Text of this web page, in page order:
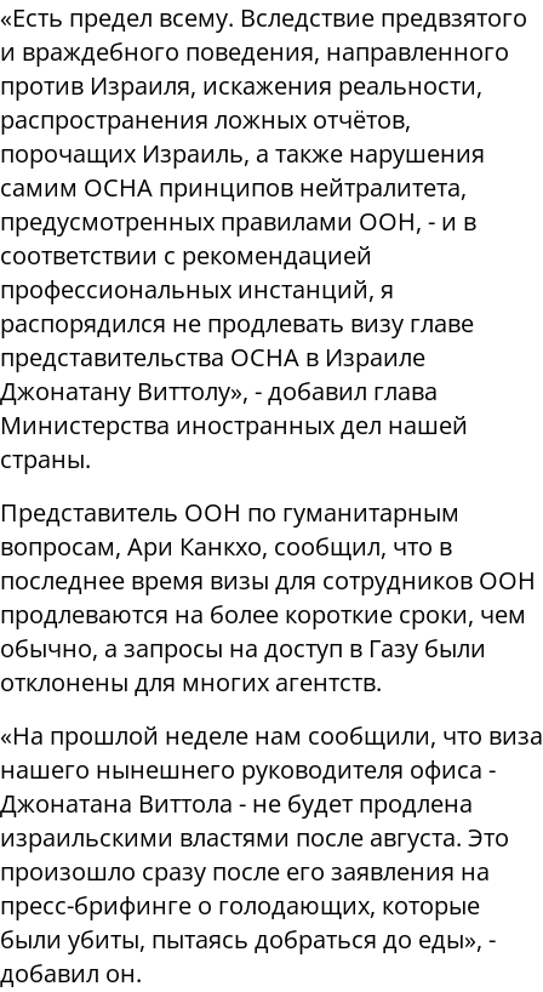
«Есть предел всему. Вследствие предвзятого
и враждебного поведения, направленного
против Израиля, искажения реальности,
распространения ложных отчётов,
порочащих Израиль, а также нарушения
самим OCHA принципов нейтралитета,
предусмотренных правилами ООН, - и в
соответствии с рекомендацией
профессиональных инстанций, я
распорядился не продлевать визу главе
представительства OCHA в Израиле
Джонатану Виттолу», - добавил глава
Министерства иностранных дел нашей
страны.
Представитель ООН по гуманитарным
вопросам, Ари Канкхо, сообщил, что в
последнее время визы для сотрудников ООН
продлеваются на более короткие сроки, чем
обычно, а запросы на доступ в Газу были
отклонены для многих агентств.
«На прошлой неделе нам сообщили, что виза
нашего нынешнего руководителя офиса -
Джонатана Виттола - не будет продлена
израильскими властями после августа. Это
произошло сразу после его заявления на
пресс-брифинге о голодающих, которые
были убиты, пытаясь добраться до еды», -
добавил он.